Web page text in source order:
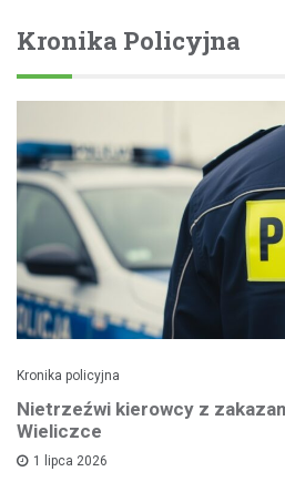
Kronika Policyjna
Kronika policyjna
Nietrzeźwi kierowcy z
Wieliczce
1 lipca 2026